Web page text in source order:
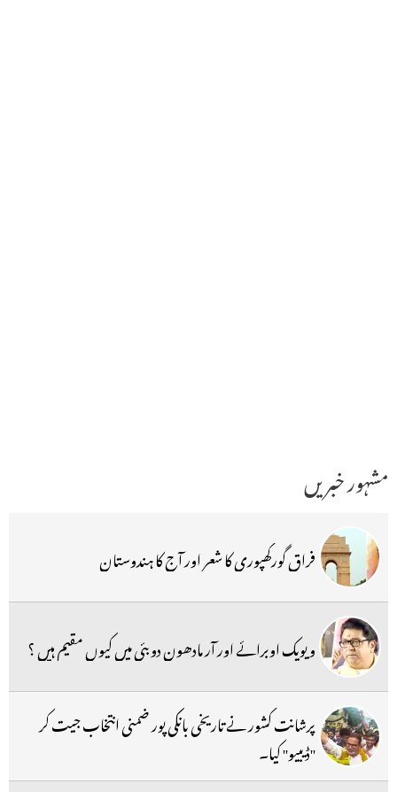
مشہور خبریں
فراق گورکھپوری کا شعر اور آج کا ہندوستان
ویویک اوبرائے اور آر مادھون دوبئی میں کیوں مقیم ہیں ؟
پرشانت کشور نے تاریخی بانکی پور ضمنی انتخاب جیت کر
''ڈیبیو'' کیا۔